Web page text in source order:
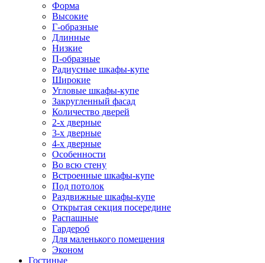
Форма
Высокие
Г-образные
Длинные
Низкие
П-образные
Радиусные шкафы-купе
Широкие
Угловые шкафы-купе
Закругленный фасад
Количество дверей
2-х дверные
3-х дверные
4-х дверные
Особенности
Во всю стену
Встроенные шкафы-купе
Под потолок
Раздвижные шкафы-купе
Открытая секция посередине
Распашные
Гардероб
Для маленького помещения
Эконом
Гостиные